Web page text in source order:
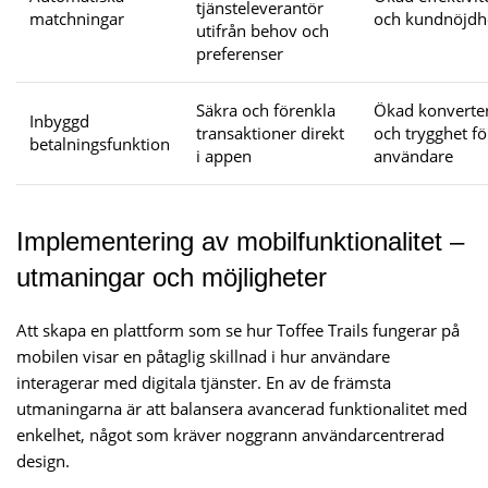
matchningar
tjänsteleverantör
utifrån behov och
preferenser
och
Inbyggd
betalningsfunktion
Säkra och förenkla
transaktioner direkt
i appen
Ökad
och trygghet
användare
Implementering av mobilfunktionalitet –
utmaningar och möjligheter
Att skapa en plattform som se hur Toffee Trails fungerar på
mobilen visar en påtaglig skillnad i hur användare
interagerar med digitala tjänster. En av de främsta
utmaningarna är att balansera avancerad funktionalitet med
enkelhet, något som kräver noggrann användarcentrerad
design.